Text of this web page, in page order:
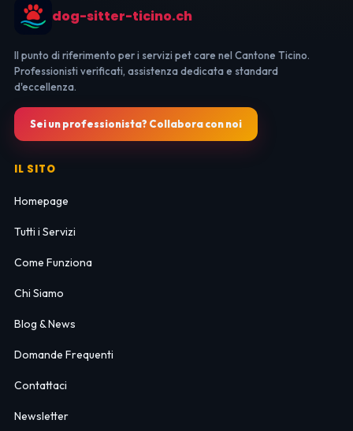
dog-sitter-ticino.ch
Il punto di riferimento per i servizi pet care nel Cantone Ticino.
Professionisti verificati, assistenza dedicata e standard
d'eccellenza.
Sei un professionista? Collabora con noi
IL SITO
Homepage
Tutti i Servizi
Come Funziona
Chi Siamo
Blog & News
Domande Frequenti
Contattaci
Newsletter